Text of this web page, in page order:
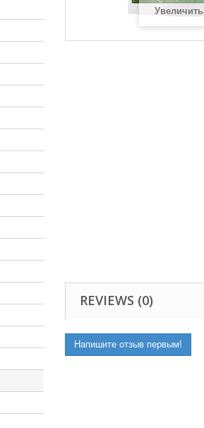
Увеличить
REVIEWS (0)
Напишите отзыв первым!